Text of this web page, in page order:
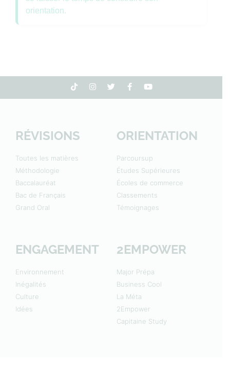
orientation.
RÉVISIONS
Toutes les matières
Méthodologie
Baccalauréat
Bac de Français
Grand Oral
ORIENTATION
Parcoursup
Études Supérieures
Écoles de commerce
Classements
Témoignages
ENGAGEMENT
Environnement
Inégalités
Culture
Idées
2EMPOWER
Major Prépa
Business Cool
La Méta
2Empower
Capitaine Study